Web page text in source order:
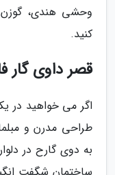
وحشی هندی،
کنید.
قصر داوی گار
اگر می خواهید در
طراحی مدرن و
به دوی گارح در